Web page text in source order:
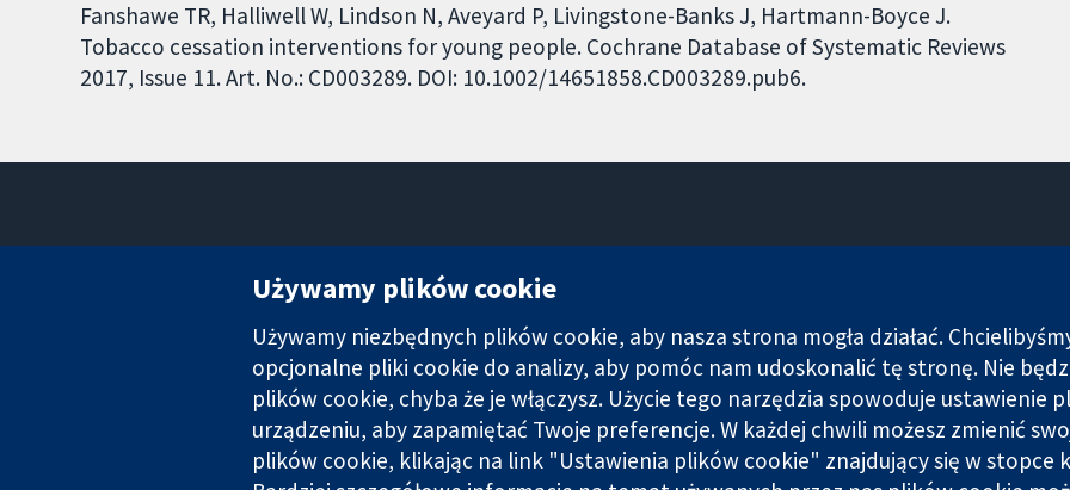
Fanshawe TR, Halliwell W, Lindson N, Aveyard P, Livingstone-Banks J, Hartmann-Boyce J.
Tobacco cessation interventions for young people. Cochrane Database of Systematic Reviews
2017, Issue 11. Art. No.: CD003289. DOI: 10.1002/14651858.CD003289.pub6.
Londyn
Wielka Brytania
Używamy plików cookie
Używamy niezbędnych plików cookie, aby nasza strona mogła działać.
opcjonalne pliki cookie do analizy, aby pomóc nam udoskonalić tę stronę. Nie
plików cookie, chyba że je włączysz. Użycie tego narzędzia spowoduje ustawienie
urządzeniu, aby zapamiętać Twoje preferencje. W każdej chwili możesz zmienić
plików cookie, klikając na link "Ustawienia plików cookie" znajdujący się w stopce